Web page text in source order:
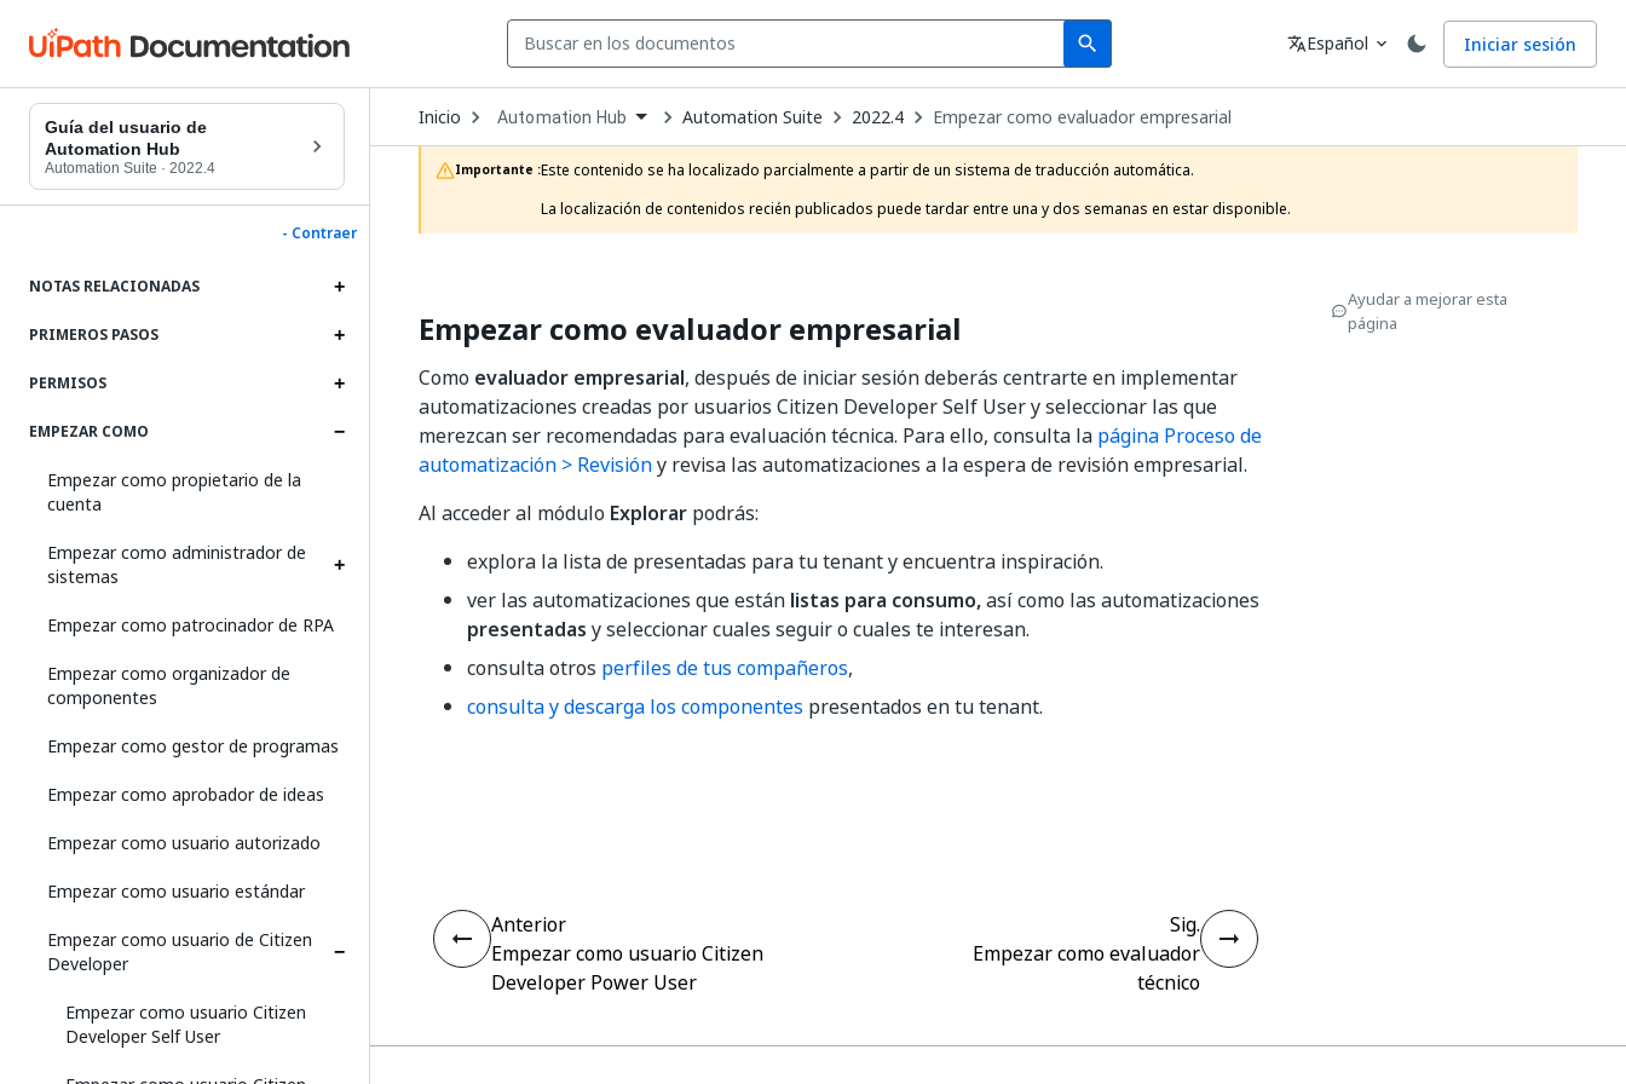
search
Search Idioma
translateEspañol expand_more Iniciar sesión
Guía del usuario de
Automation Hub
Automation Suite · 2022.4
- Contraer
NOTAS RELACIONADAS
PRIMEROS PASOS
PERMISOS
EMPEZAR COMO
Empezar como propietario de la
cuenta
Empezar como administrador de
sistemas
Empezar como patrocinador de RPA
Empezar como organizador de
componentes
Empezar como gestor de programas
Empezar como aprobador de ideas
Empezar como usuario autorizado
Empezar como usuario estándar
Empezar como usuario de Citizen
Developer
Empezar como usuario Citizen
Developer Self User
Inicio Open
Dropdown
to
choose
product
Automation Hub Automation Suite 2022.4 Empezar como evaluador empresarial
Importante :Este contenido se ha localizado parcialmente a partir de un sistema de traducción automática.
La localización de contenidos recién publicados puede tardar entre una y dos semanas en estar disponible.
Empezar como evaluador empresarial
Como evaluador empresarial, después de iniciar sesión deberás centrarte en implementar
automatizaciones creadas por usuarios Citizen Developer Self User y seleccionar las que
merezcan ser recomendadas para evaluación técnica. Para ello, consulta la página Proceso de
automatización > Revisióny revisa las automatizaciones a la espera de revisión empresarial.
Al acceder al módulo Explorar podrás:
explora la lista de presentadas para tu tenant y encuentra inspiración.
ver las automatizaciones que están listas para consumo,así como las automatizaciones
presentadas y seleccionar cuales seguir o cuales te interesan.
consulta otros perfiles de tus compañeros,
consulta y descarga los componentes presentados en tu tenant.
Ayudar a mejorar esta
página
Anterior
Empezar como usuario Citizen
Developer Power User
Sig.
Empezar como evaluador
técnico